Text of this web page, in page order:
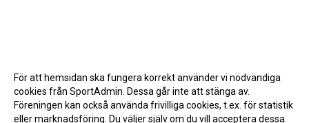
För att hemsidan ska fungera korrekt använder vi nödvändiga
cookies från SportAdmin. Dessa går inte att stänga av.
Föreningen kan också använda frivilliga cookies, t.ex. för statistik
eller marknadsföring. Du väljer själv om du vill acceptera dessa.